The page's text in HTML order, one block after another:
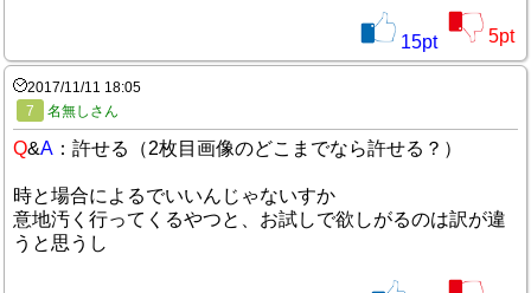
15pt 5pt
2017/11/11 18:05
7
名無しさん
Q&A ：許せる（2枚目画像のどこまでなら許せる？）
時と場合によるでいいんじゃないすか
意地汚く行ってくるやつと、お試しで欲しがるのは訳が違
うと思うし